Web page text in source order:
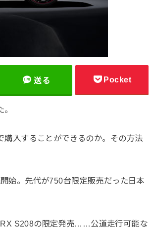
送る Pocket
入することができるのか。その方法
始。先代が750台限定販売だった日本
S208の限定発売……公道走行可能な